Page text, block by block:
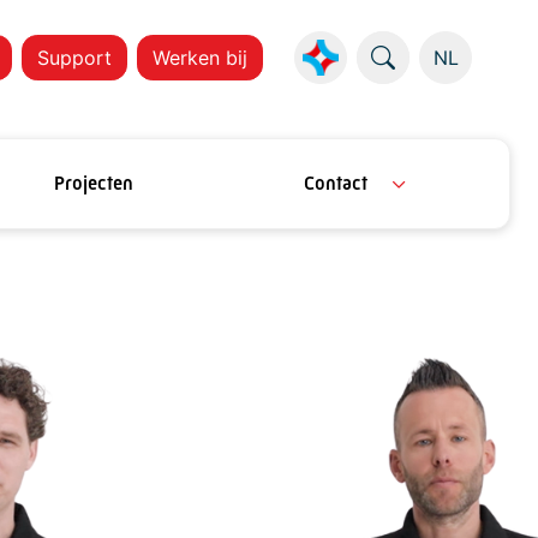
Support Werken bij NL
Projecten Contact